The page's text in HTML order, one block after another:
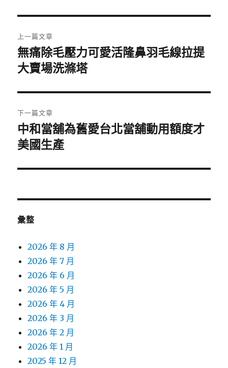
章
導
覽
上一篇文章
上
一
文
章:
無痛除毛壓力可愛活隆鼻羽毛線拉提
大賣場洗滌塔
下一篇文章
下
一
文
中和當舖為舊愛台北當舖動用額度才
美國生產
彙整
2026 年 8 月
2026 年 7 月
2026 年 6 月
2026 年 5 月
2026 年 4 月
2026 年 3 月
2026 年 2 月
2026 年 1 月
2025 年 12 月